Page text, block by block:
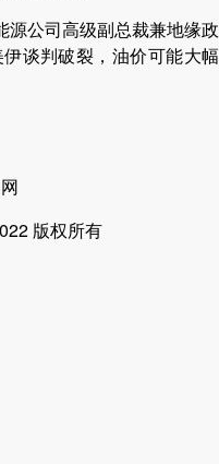
源公司高级副总裁兼地缘政
谈判破裂，油价可能大幅
版权所有